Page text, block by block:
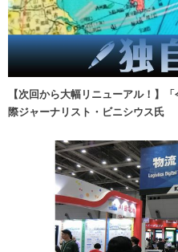
【次回から大幅リニューアル！】
際ジャーナリスト・ビニシウス氏